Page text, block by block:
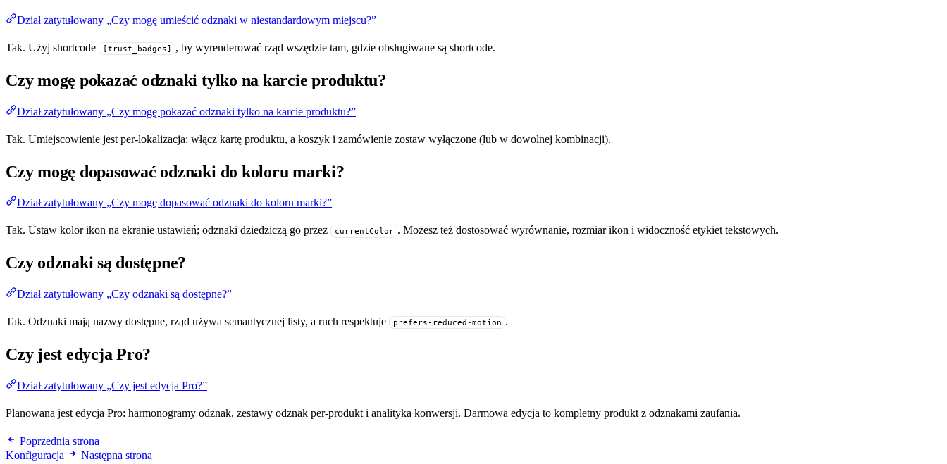
Dział zatytułowany „Czy mogę umieścić odznaki w niestandardowym miejscu?”
Tak. Użyj shortcode [trust_badges] , by wyrenderować rząd wszędzie tam, gdzie obsługiwane są shortcode.
Czy mogę pokazać odznaki tylko na karcie produktu?
Dział zatytułowany „Czy mogę pokazać odznaki tylko na karcie produktu?”
Tak. Umiejscowienie jest per-lokalizacja: włącz kartę produktu, a koszyk i zamówienie zostaw wyłączone (lub w dowolnej kombinacji).
Czy mogę dopasować odznaki do koloru marki?
Dział zatytułowany „Czy mogę dopasować odznaki do koloru marki?”
Tak. Ustaw kolor ikon na ekranie ustawień; odznaki dziedziczą go przez currentColor . Możesz też dostosować wyrównanie, rozmiar ikon i widoczność etykiet tekstowych.
Czy odznaki są dostępne?
Dział zatytułowany „Czy odznaki są dostępne?”
Tak. Odznaki mają nazwy dostępne, rząd używa semantycznej listy, a ruch respektuje prefers-reduced-motion .
Czy jest edycja Pro?
Dział zatytułowany „Czy jest edycja Pro?”
Planowana jest edycja Pro: harmonogramy odznak, zestawy odznak per-produkt i analityka konwersji. Darmowa edycja to kompletny produkt z odznakami zaufania.
Poprzednia strona
Konfiguracja
Następna strona